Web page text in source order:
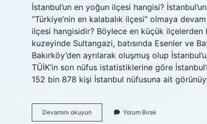
İstanbul’un en yoğun ilçesi hangisi?
“Türkiye’nin en kalabalık ilçesi” olmaya
ilçesi hangisidir? Böylece en küçük ilçelerden
kuzeyinde Sultangazi, batısında Esenler ve
Bakırköy’den ayrılarak oluşmuş olup
TÜİK’in son nüfus istatistiklerine göre
152 bin 878 kişi İstanbul nüfusuna ait
Devamını okuyun İStanbulun
Nüfusu
Yorum Bırak